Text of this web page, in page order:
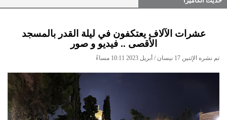
عشرات الآلاف يعتكفون في ليلة القدر بالمسجد
الأقصى .. فيديو و صور
تم نشره الإثنين 17 نيسان / أبريل 2023 10:11 مساءً